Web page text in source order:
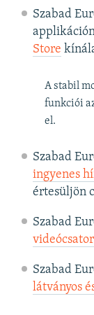
Szabad
Store
A stabil
funkciói
el.
Szabad
ingyenes
értesüljön
Szabad
Szabad
látványos